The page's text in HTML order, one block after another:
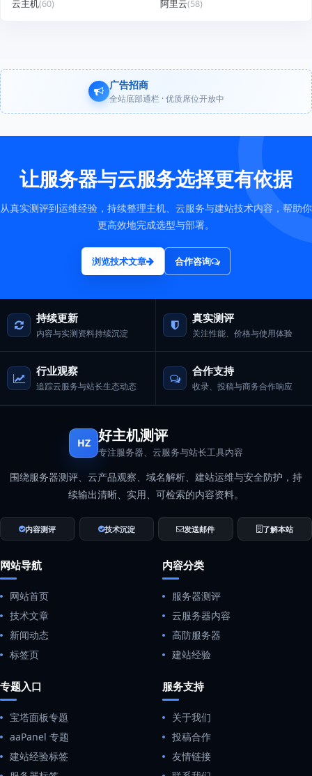
云主机(60) 阿里云(58)
广告招商
全站底部通栏 · 优质席位开放中
让服务器与云服务选择更有依据
从真实测评到运维经验，持续整理主机、云服务与建站技术内容，帮助你
更高效地完成选型与部署。
浏览技术文章 合作咨询
持续更新
内容与实测资料持续沉淀
真实测评
关注性能、价格与使用体验
行业观察
追踪云服务与站长生态动态
合作支持
收录、投稿与商务合作响应
HZ 好主机测评
专注服务器、云服务与站长工具内容
围绕服务器测评、云产品观察、域名解析、建站运维与安全防护，持
续输出清晰、实用、可检索的内容资料。
内容测评 技术沉淀 发送邮件 了解本站
网站导航
网站首页
技术文章
新闻动态
标签页
内容分类
服务器测评
云服务器内容
高防服务器
建站经验
专题入口
宝塔面板专题
aaPanel 专题
建站经验标签
服务支持
关于我们
投稿合作
友情链接